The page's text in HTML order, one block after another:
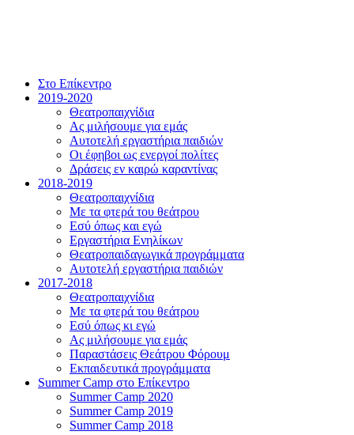
Στο Επίκεντρο
2019-2020
Θεατροπαιχνίδια
Ας μιλήσουμε για εμάς
Αυτοτελή εργαστήρια παιδιών
Οι έφηβοι ως ενεργοί πολίτες
Δράσεις εν καιρώ καραντίνας
2018-2019
Θεατροπαιχνίδια
Με τα φτερά του θεάτρου
Εσύ όπως και εγώ
Εργαστήρια Ενηλίκων
Θεατροπαιδαγωγικά προγράμματα
Αυτοτελή εργαστήρια παιδιών
2017-2018
Θεατροπαιχνίδια
Με τα φτερά του θεάτρου
Εσύ όπως κι εγώ
Ας μιλήσουμε για εμάς
Παραστάσεις Θεάτρου Φόρουμ
Εκπαιδευτικά προγράμματα
Summer Camp στο Επίκεντρο
Summer Camp 2020
Summer Camp 2019
Summer Camp 2018